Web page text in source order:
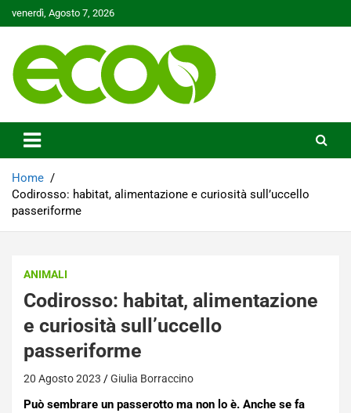
to
venerdì, Agosto 7, 2026
Ecoo.it
Home
Codirosso: habitat, alimentazione e curiosità sull’uccello
passeriforme
ANIMALI
Codirosso: habitat, alimentazione
e curiosità sull’uccello
passeriforme
20 Agosto 2023 Giulia Borraccino
Può sembrare un passerotto ma non lo è. Anche se fa